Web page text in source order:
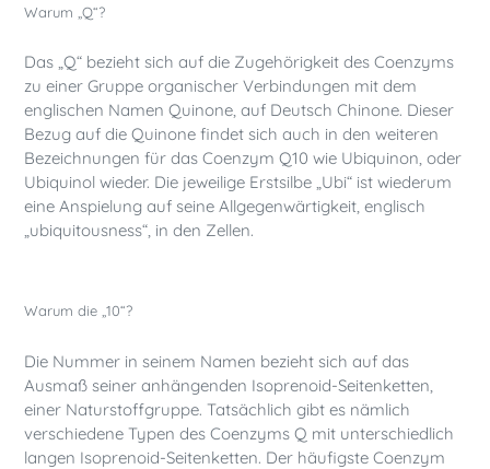
Warum „Q“?
Das „Q“ bezieht sich auf die Zugehörigkeit des Coenzyms
zu einer Gruppe organischer Verbindungen mit dem
englischen Namen Quinone, auf Deutsch Chinone. Dieser
Bezug auf die Quinone findet sich auch in den weiteren
Bezeichnungen für das Coenzym Q10 wie Ubiquinon, oder
Ubiquinol wieder. Die jeweilige Erstsilbe „Ubi“ ist wiederum
eine Anspielung auf seine Allgegenwärtigkeit, englisch
„ubiquitousness“, in den Zellen.
Warum die „10“?
Die Nummer in seinem Namen bezieht sich auf das
Ausmaß seiner anhängenden Isoprenoid-Seitenketten,
einer Naturstoffgruppe. Tatsächlich gibt es nämlich
verschiedene Typen des Coenzyms Q mit unterschiedlich
langen Isoprenoid-Seitenketten. Der häufigste Coenzym